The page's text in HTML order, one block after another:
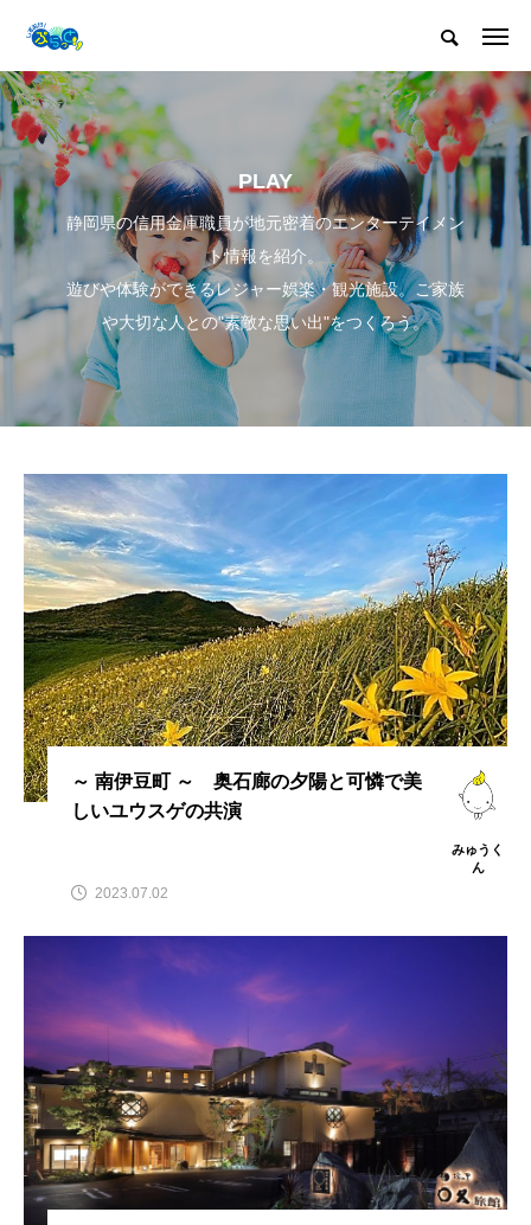
PLAY
静岡県の信用金庫職員が地元密着のエンターテイメン
ト情報を紹介。
遊びや体験ができるレジャー娯楽・観光施設。ご家族
や大切な人との"素敵な思い出"をつくろう。
～ 南伊豆町 ～ 奥石廊の夕陽と可憐で美
しいユウスゲの共演
みゅうく
ん
2023.07.02